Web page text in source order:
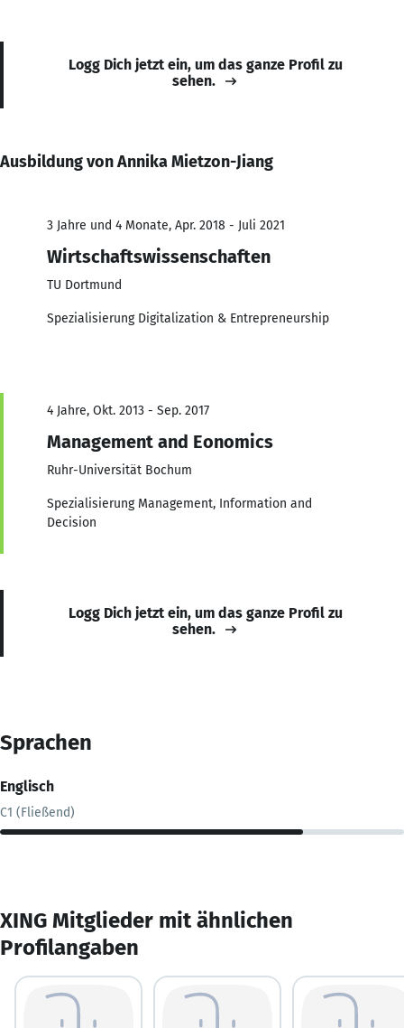
Logg Dich jetzt ein, um das ganze Profil zu
sehen.
Ausbildung von Annika Mietzon-Jiang
3 Jahre und 4 Monate, Apr. 2018 - Juli 2021
Wirtschaftswissenschaften
TU Dortmund
Spezialisierung Digitalization & Entrepreneurship
4 Jahre, Okt. 2013 - Sep. 2017
Management and Eonomics
Ruhr-Universität Bochum
Spezialisierung Management, Information and
Decision
Logg Dich jetzt ein, um das ganze Profil zu
sehen.
Sprachen
Englisch
C1 (Fließend)
XING Mitglieder mit ähnlichen
Profilangaben